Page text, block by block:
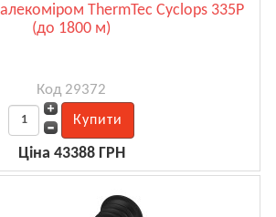
ThermTec Cyclops 335P
(до 1800 м)
Код 29372
Ціна 43388 ГРН